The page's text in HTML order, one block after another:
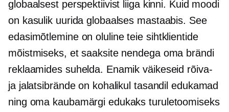
globaalsest perspektiivist liiga kinni. Kuid moodi
on kasulik uurida globaalses mastaabis. See
edasimõtlemineon oluline teie sihtklientide
mõistmiseks, et saaksite nendega oma brändi
reklaamides suhelda. Enamik väikeseid rõiva-
ja jalatsibrände on kohalikul tasandil edukamad
ning oma kaubamärgi edukaks turuletoomiseks